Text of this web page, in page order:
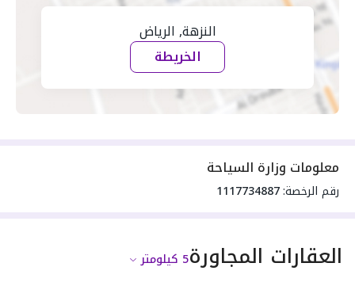
النزهة, الرياض
الخريطة
معلومات وزارة السياحة
رقم الرخصة:1117734887
العقارات المجاورة5 كيلومتر